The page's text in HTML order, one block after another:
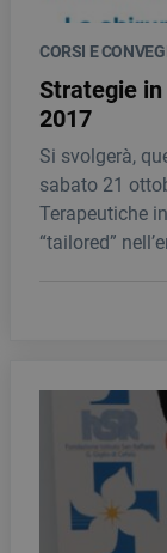
CORSI E
Strategie
2017
Si svolgerà,
sabato 21
Terapeutiche
“tailored”